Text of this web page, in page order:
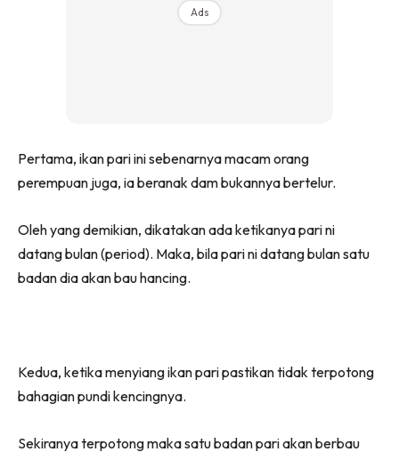
Ads
Pertama, ikan pari ini sebenarnya macam orang
perempuan juga, ia beranak dam bukannya bertelur.
Oleh yang demikian, dikatakan ada ketikanya pari ni
datang bulan (period). Maka, bila pari ni datang bulan satu
badan dia akan bau hancing.
Kedua, ketika menyiang ikan pari pastikan tidak terpotong
bahagian pundi kencingnya.
Sekiranya terpotong maka satu badan pari akan berbau